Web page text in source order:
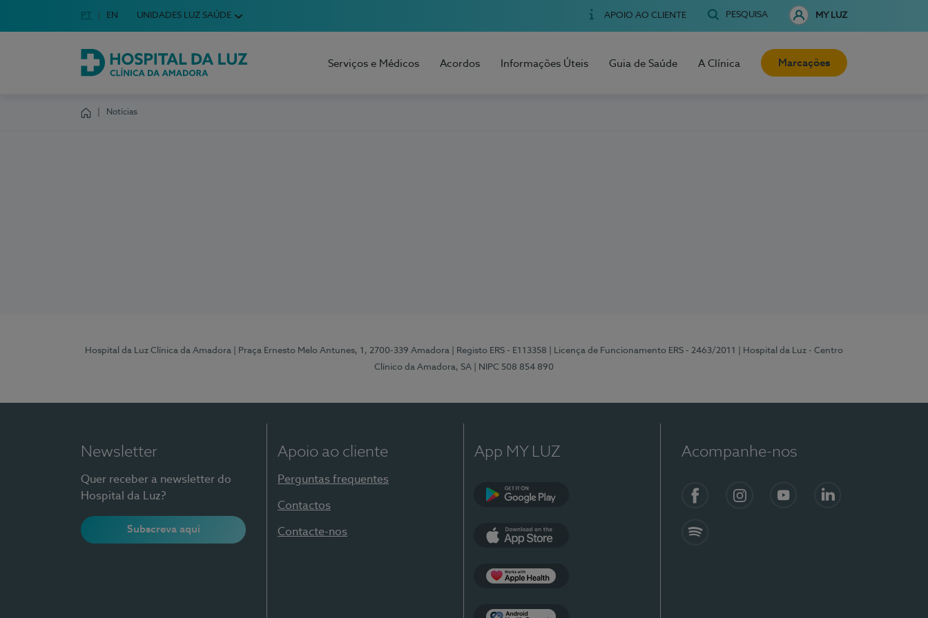
Escolha o seu idioma
Idioma em Português
PT English Language
EN UNIDADES LUZ SAÚDE APOIO AO CLIENTE PESQUISA MY LUZ
Hospital da Luz Clínica da Amadora
Serviços e Médicos Acordos Informações Úteis Guia de Saúde A Clínica Marcações
Notícias
Hospital da Luz Clínica da Amadora | Praça Ernesto Melo Antunes, 1, 2700-339 Amadora | Registo ERS - E113358 | Licença de Funcionamento ERS - 2463/2011
| Hospital da Luz - Centro
Clínico da Amadora, SA
| NIPC 508 854 890
Newsletter
Quer receber a newsletter do
Hospital da Luz?
Subscreva aqui
Apoio ao cliente
Perguntas frequentes
Contactos
Contacte-nos
App MY LUZ Acompanhe-nos